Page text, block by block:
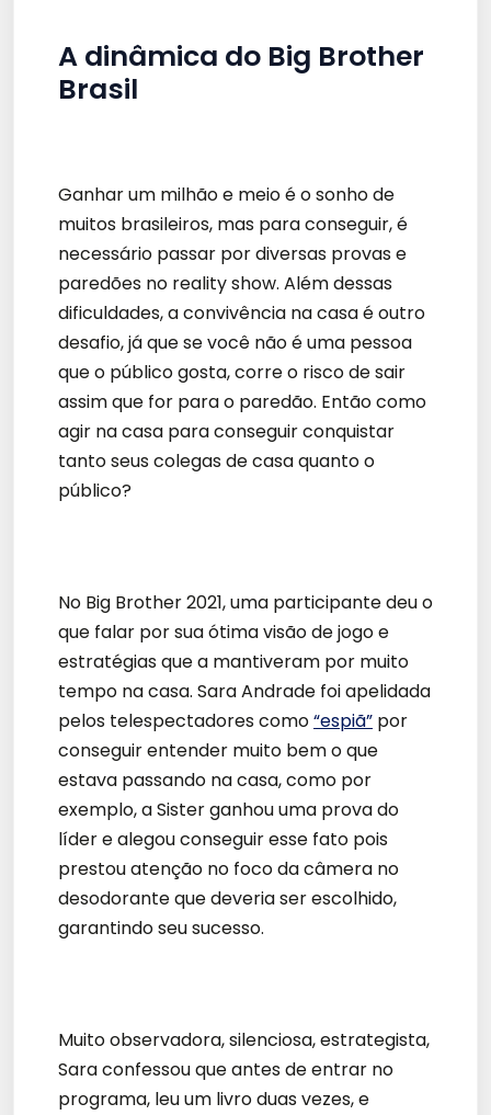
A dinâmica do Big Brother
Brasil
Ganhar um milhão e meio é o sonho de
muitos brasileiros, mas para conseguir, é
necessário passar por diversas provas e
paredões no reality show. Além dessas
dificuldades, a convivência na casa é outro
desafio, já que se você não é uma pessoa
que o público gosta, corre o risco de sair
assim que for para o paredão. Então como
agir na casa para conseguir conquistar
tanto seus colegas de casa quanto o
público?
No Big Brother 2021, uma participante deu o
que falar por sua ótima visão de jogo e
estratégias que a mantiveram por muito
tempo na casa. Sara Andrade foi apelidada
pelos telespectadores como“espiã” por
conseguir entender muito bem o que
estava passando na casa, como por
exemplo, a Sister ganhou uma prova do
líder e alegou conseguir esse fato pois
prestou atenção no foco da câmera no
desodorante que deveria ser escolhido,
garantindo seu sucesso.
Muito observadora, silenciosa, estrategista,
Sara confessou que antes de entrar no
programa, leu um livro duas vezes, e